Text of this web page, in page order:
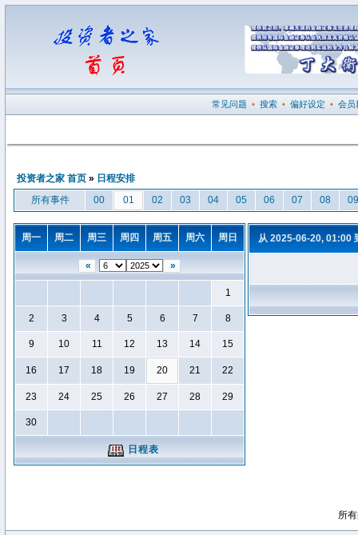
常见问题 • 搜索 • 偏好设定 • 会员
投资者之家 首页 » 日程安排
所有事件
00 01 02 03 04 05 06 07 08 09
周一 周二 周三 周四 周五 周六 周日
« »
1
2 3 4 5 6 7 8
9 10 11 12 13 14 15
16 17 18 19 20 21 22
23 24 25 26 27 28 29
30
日程表
从 2025-06-20, 01:00
所